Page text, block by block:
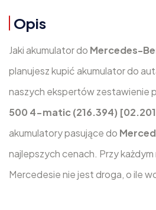
Opis
Jaki akumulator do Mercedes-
planujesz kupić akumulator do
naszych ekspertów zestawienie
500 4-matic (216.394)
akumulatory pasujące do
najlepszych cenach. Przy
Mercedesie nie jest droga, o ile